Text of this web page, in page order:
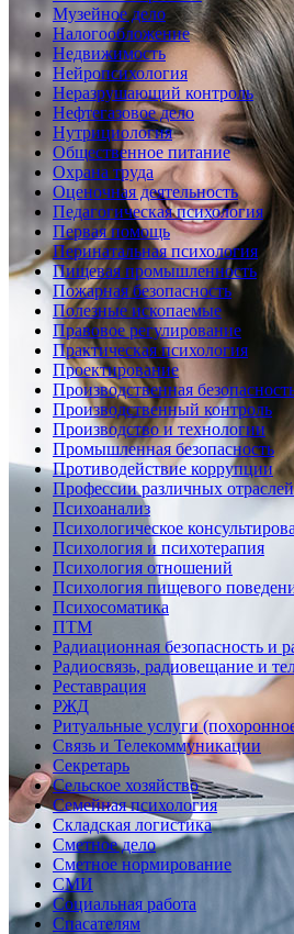
Музейное дело
Налогообложение
Недвижимость
Нейропсихология
Неразрушающий контроль
Нефтегазовое дело
Нутрициология
Общественное питание
Охрана труда
Оценочная деятельность
Педагогическая психология
Первая помощь
Перинатальная психология
Пищевая промышленность
Пожарная безопасность
Полезные ископаемые
Правовое регулирование
Практическая психология
Проектирование
Производственная
Производственный контроль
Производство и технологии
Промышленная безопасность
Противодействие коррупции
Профессии различных отраслей
Психоанализ
Психологическое
Психология и психотерапия
Психология отношений
Психология пищевого
Психосоматика
ПТМ
Радиационная безопасность и
Радиосвязь, радиовещание и
Реставрация
РЖД
Ритуальные услуги
Связь и Телекоммуникации
Секретарь
Сельское хозяйство
Семейная психология
Складская логистика
Сметное дело
Сметное нормирование
СМИ
Социальная работа
Спасателям